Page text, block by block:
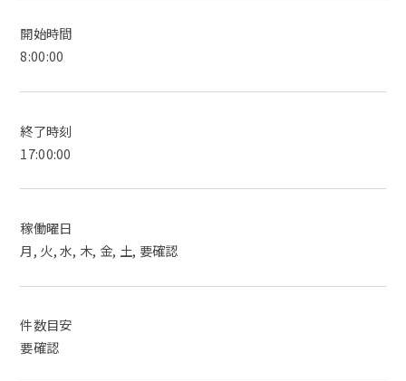
開始時間
8:00:00
終了時刻
17:00:00
稼働曜日
月, 火, 水, 木, 金, 土, 要確認
件数目安
要確認